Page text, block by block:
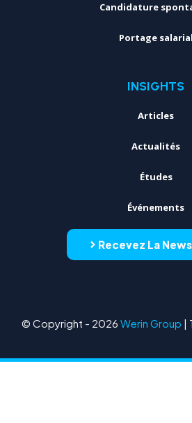
Candidature
Portage salarial
INSIGHTS
Articles
Actualités
Études
Événements
Recevez La
© Copyright - 2026 Werin Group |